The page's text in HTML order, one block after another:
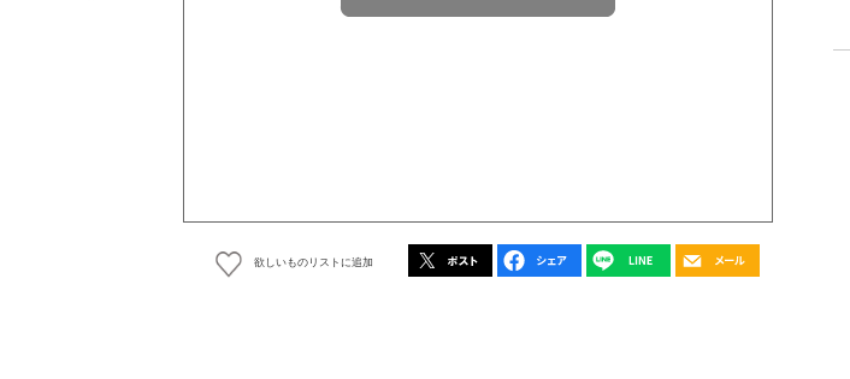
欲しいものリストに追加